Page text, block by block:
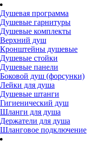
Душевая программа
Душевые гарнитуры
Душевые комплекты
Верхний душ
Кронштейны душевые
Душевые стойки
Душевые панели
Боковой душ (форсунки)
Лейки для душа
Душевые штанги
Гигиенический душ
Шланги для душа
Держатели для душа
Шланговое подключение